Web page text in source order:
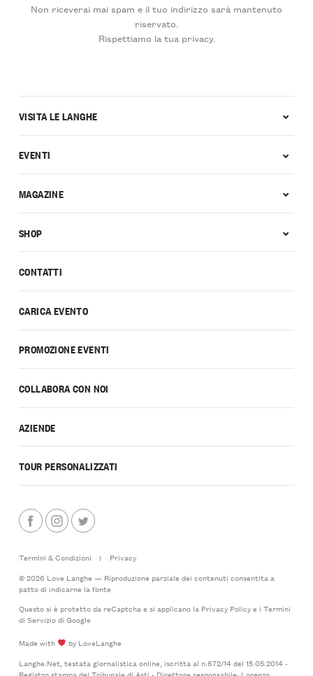
Non riceverai mai spam e il tuo indirizzo sarà mantenuto
riservato.
Rispettiamo la tua privacy.
CONTATTI
CARICA EVENTO
PROMOZIONE EVENTI
COLLABORA CON NOI
AZIENDE
TOUR PERSONALIZZATI
VISITA LE LANGHE
EVENTI
MAGAZINE
SHOP
Termini & Condizioni |
Privacy
© 2026 Love Langhe — Riproduzione parziale dei contenuti consentita a
patto di indicarne la fonte
Questo si è protetto da reCaptcha e si applicano la Privacy Policye i Termini
di Serviziodi Google
Made with
by LoveLanghe
Langhe.Net, testata giornalistica online, iscritta al n.672/14 del 15.05.2014 -